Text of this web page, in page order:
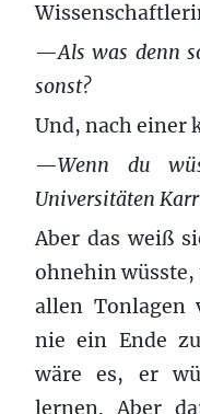
—Als was denn
sonst?
Und, nach einer
—Wenn du
Universitäten
Aber das weiß
ohnehin wüsste,
allen Tonlagen
nie ein Ende
wäre es, er
lernen. Aber